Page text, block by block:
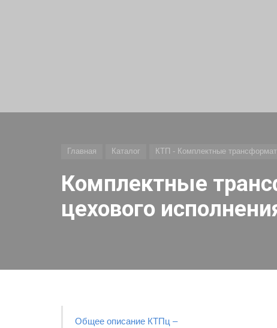
Главная Каталог КТП - Комплектные
Комплектные
цехового
Общее описание КТПц –